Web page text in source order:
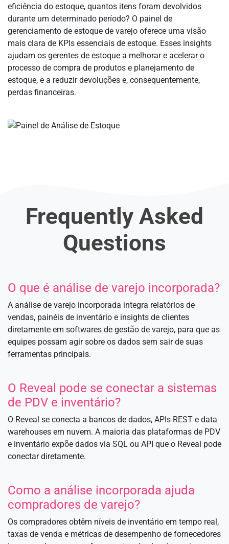
eficiência do estoque, quantos itens foram devolvidos
durante um determinado período? O painel de
gerenciamento de estoque de varejo oferece uma visão
mais clara de KPIs essenciais de estoque. Esses insights
ajudam os gerentes de estoque a melhorar e acelerar o
processo de compra de produtos e planejamento de
estoque, e a reduzir devoluções e, consequentemente,
perdas financeiras.
Frequently Asked
Questions
O que é análise de varejo incorporada?
A análise de varejo incorporada integra relatórios de
vendas, painéis de inventário e insights de clientes
diretamente em softwares de gestão de varejo, para que as
equipes possam agir sobre os dados sem sair de suas
ferramentas principais.
O Reveal pode se conectar a sistemas
de PDV e inventário?
O Reveal se conecta a bancos de dados, APIs REST e data
warehouses em nuvem. A maioria das plataformas de PDV
e inventário expõe dados via SQL ou API que o Reveal pode
conectar diretamente.
Como a análise incorporada ajuda
compradores de varejo?
Os compradores obtêm níveis de inventário em tempo real,
taxas de venda e métricas de desempenho de fornecedores